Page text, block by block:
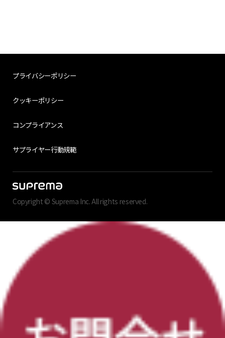
プライバシーポリシー
クッキーポリシー
コンプライアンス
サプライヤー行動規範
Copyright © Suprema Inc. All rights reserved.